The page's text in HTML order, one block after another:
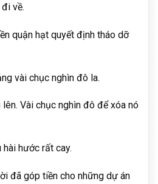
về.
quận hạt quyết định tháo dỡ
vài chục nghìn đô la.
Vài chục nghìn đô để xóa nó
hước rất cay.
đã góp tiền cho những dự án